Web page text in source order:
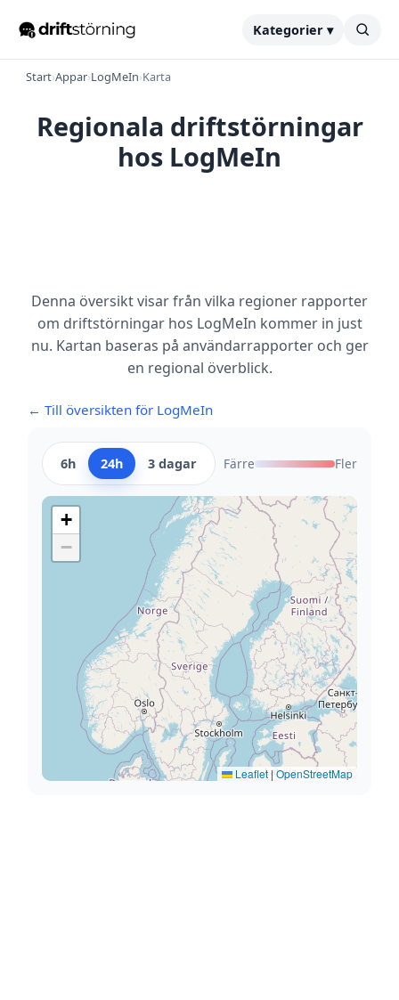
Kategorier ▾
Start›Appar›LogMeIn›Karta
Regionala driftstörningar
hos LogMeIn
Denna översikt visar från vilka regioner rapporter
om driftstörningar hos LogMeIn kommer in just
nu. Kartan baseras på användarrapporter och ger
en regional överblick.
← Till översikten för LogMeIn
6h 24h 3 dagar Färre Fler
+
−
Leaflet|OpenStreetMap